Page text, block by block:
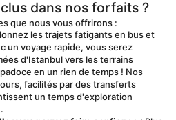
dans nos forfaits ?
que nous vous offrirons :
les trajets fatigants en bus et
un voyage rapide, vous serez
d'Istanbul vers les terrains
en un rien de temps ! Nos
facilités par des transferts
un temps d'exploration